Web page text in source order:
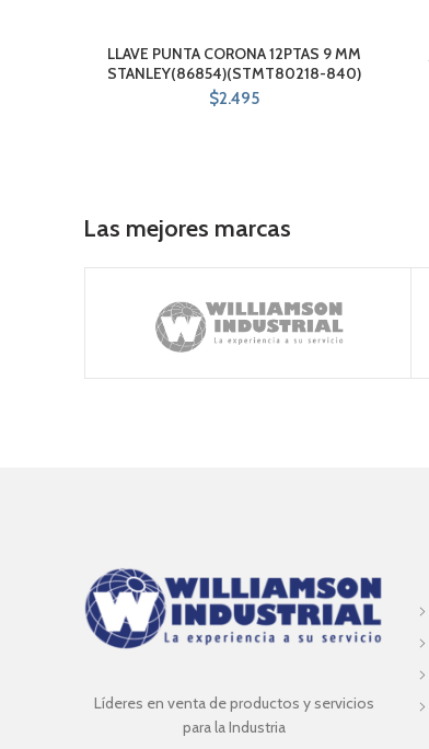
LLAVE PUNTA CORONA 12PTAS 9 MM
STANLEY(86854)(STMT80218-840)
$2.495
Las mejores marcas
Líderes en venta de productos y servicios
para la Industria